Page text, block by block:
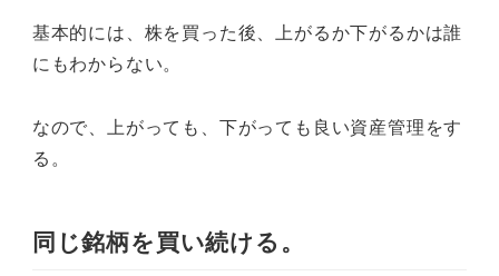
基本的には、株を買った後、上がるか下がるかは誰
にもわからない。
なので、上がっても、下がっても良い資産管理をす
る。
同じ銘柄を買い続ける。